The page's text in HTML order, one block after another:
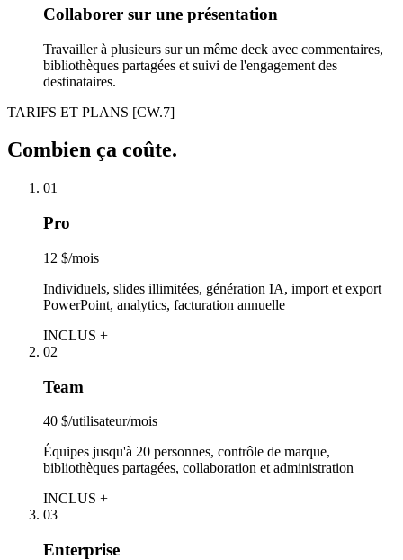
Collaborer sur une présentation
Travailler à plusieurs sur un même deck avec commentaires,
bibliothèques partagées et suivi de l'engagement des
destinataires.
TARIFS ET PLANS [CW.7]
Combien ça coûte.
01
Pro
12 $/mois
Individuels, slides illimitées, génération IA, import et export
PowerPoint, analytics, facturation annuelle
INCLUS +
02
Team
40 $/utilisateur/mois
Équipes jusqu'à 20 personnes, contrôle de marque,
bibliothèques partagées, collaboration et administration
INCLUS +
03
Enterprise